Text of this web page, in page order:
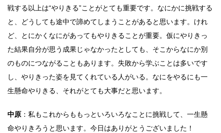
戦する以上は“やりきる”ことがとても重要です。なにかに挑戦する
と、どうしても途中で諦めてしまうことがあると思います。けれ
ど、とにかくなにがあってもやりきることが重要。仮にやりきっ
た結果自分が思う成果じゃなかったとしても、そこからなにか別
のものにつながることもあります。失敗から学ぶことは多いです
し、やりきった姿を見てくれている人がいる。なにをやるにも一
生懸命やりきる、それがとても大事だと思います。
中原 ：私もこれからももっといろいろなことに挑戦して、一生懸
命やりきろうと思います。今日はありがとうございました！